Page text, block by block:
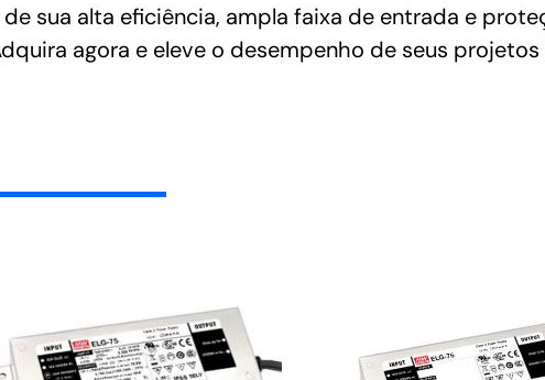
sua alta eficiência, ampla faixa de entrada e
agora e eleve o desempenho de seus